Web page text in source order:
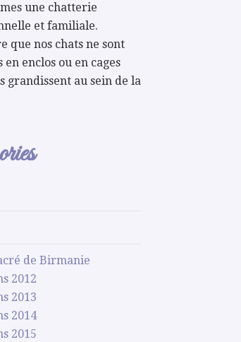
une chatterie
et familiale.
que nos chats ne sont
en enclos ou en cages
grandissent au sein de la
de Birmanie
2012
2013
2014
2015